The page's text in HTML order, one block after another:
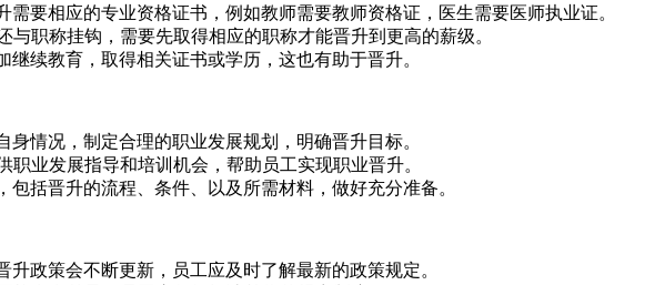
需要相应的专业资格证书，例如教师需要教师资格证，医生需要医师执业证。
与职称挂钩，需要先取得相应的职称才能晋升到更高的薪级。
续教育，取得相关证书或学历，这也有助于晋升。
身情况，制定合理的职业发展规划，明确晋升目标。
职业发展指导和培训机会，帮助员工实现职业晋升。
包括晋升的流程、条件、以及所需材料，做好充分准备。
升政策会不断更新，员工应及时了解最新的政策规定。